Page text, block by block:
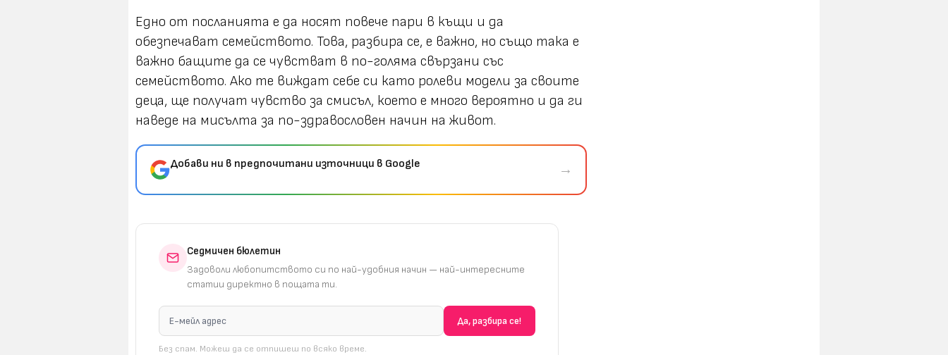
Едно от посланията е да носят повече пари в къщи и да
обезпечават семейството. Това, разбира се, е важно, но също така е
важно бащите да се чувстват в по-голяма свързани със
семейството. Ако те виждат себе си като ролеви модели за своите
деца, ще получат чувство за смисъл, което е много вероятно и да ги
наведе на мисълта за по-здравословен начин на живот.
Добави ни в предпочитани източници в Google →
Седмичен бюлетин
Задоволи любопитството си по най-удобния начин — най-интересните
статии директно в пощата ти.
Без спам. Можеш да се отпишеш по всяко време.